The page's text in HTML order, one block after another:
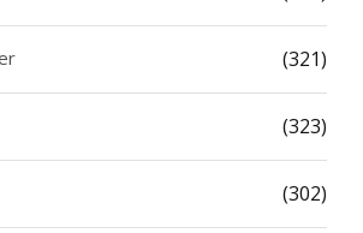
(321)
(323)
(302)